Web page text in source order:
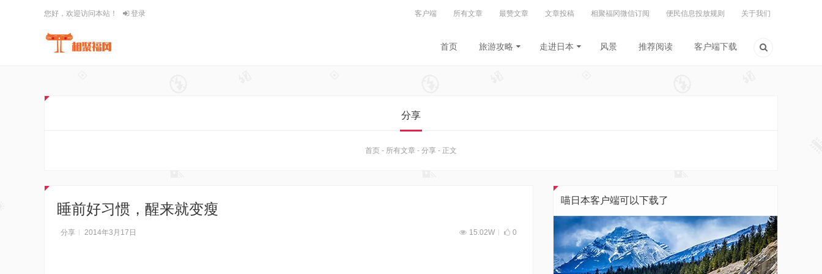
您好，欢迎访问本站！ 登录 客户端 所有文章 最赞文章 文章投稿 相聚福冈微信订阅 便民信息投放规则 关于我们
首页 旅游攻略 走进日本 风景 推荐阅读 客户端下载
分享
首页 - 所有文章 - 分享 - 正文
睡前好习惯，醒来就变瘦
分享 2014年3月17日 15.02W 0
喵日本客户端可以下载了